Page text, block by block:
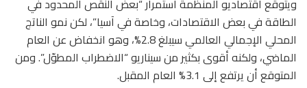
ويتوقع اقتصاديو المنظمة استمرار “بعض النقص المحدود في
الطاقة في بعض الاقتصادات، وخاصة في آسيا”، لكن نمو الناتج
المحلي الإجمالي العالمي سيبلغ 2.8%، وهو انخفاض عن العام
الماضي، ولكنه أقوى بكثير من سيناريو “الاضطراب المطوّل”. ومن
المتوقع أن يرتفع إلى 3.1% العام المقبل.